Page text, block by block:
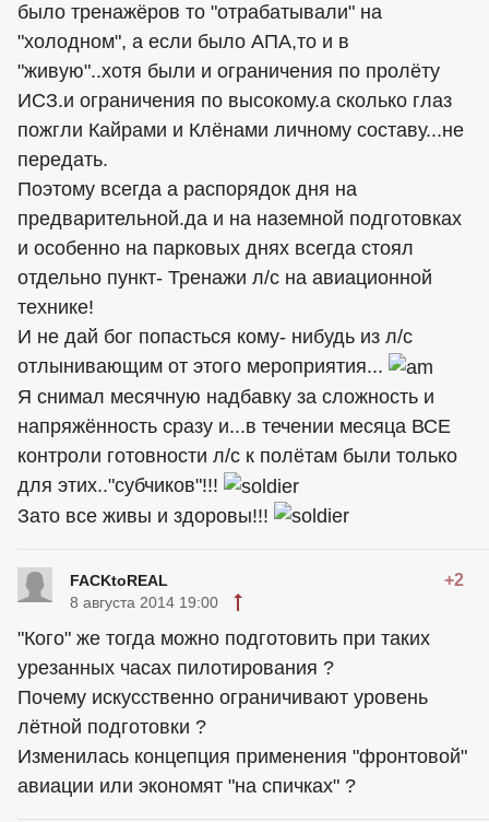
было тренажёров то "отрабатывали" на
"холодном", а если было АПА,то и в
"живую"..хотя были и ограничения по пролёту
ИСЗ.и ограничения по высокому.а сколько глаз
пожгли Кайрами и Клёнами личному составу...не
передать.
Поэтому всегда а распорядок дня на
предварительной.да и на наземной подготовках
и особенно на парковых днях всегда стоял
отдельно пункт- Тренажи л/с на авиационной
технике!
И не дай бог попасться кому- нибудь из л/с
отлынивающим от этого мероприятия...
Я снимал месячную надбавку за сложность и
напряжённость сразу и...в течении месяца ВСЕ
контроли готовности л/с к полётам были только
для этих.."субчиков"!!!
Зато все живы и здоровы!!!
FACKtoREAL +2
8 августа 2014 19:00
"Кого" же тогда можно подготовить при таких
урезанных часах пилотирования ?
Почему искусственно ограничивают уровень
лётной подготовки ?
Изменилась концепция применения "фронтовой"
авиации или экономят "на спичках" ?